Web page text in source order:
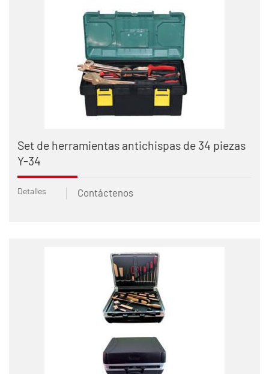
Set de herramientas antichispas de 34 piezas
Y-34
Detalles Contáctenos